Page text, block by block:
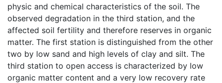
physic and chemical characteristics of the soil. The
observed degradation in the third station, and the
affected soil fertility and therefore reserves in organic
matter. The first station is distinguished from the other
two by low sand and high levels of clay and silt. The
third station to open access is characterized by low
organic matter content and a very low recovery rate